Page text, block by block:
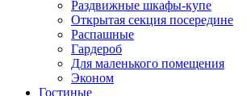
Раздвижные шкафы-купе
Открытая секция посередине
Распашные
Гардероб
Для маленького помещения
Эконом
Гостиные